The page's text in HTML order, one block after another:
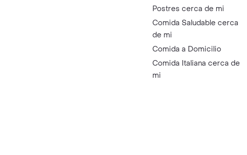
Postres cerca de mi
Comida Saludable cerca
de mi
Comida a Domicilio
Comida Italiana cerca de
mi